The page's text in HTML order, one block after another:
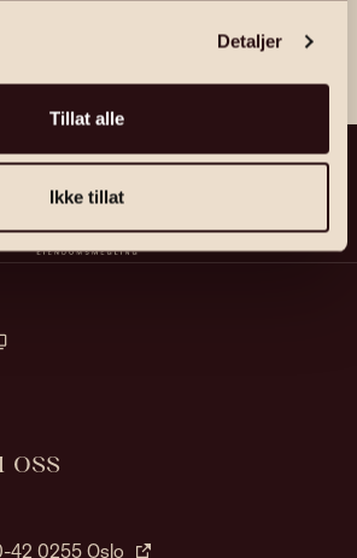
Detaljer
Tillat alle
Ikke tillat
oss
42 0255 Oslo